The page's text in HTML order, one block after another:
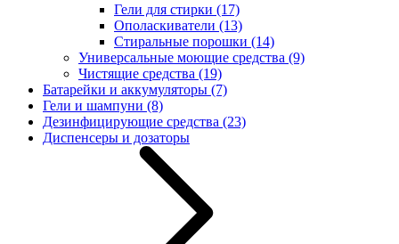
Гели для стирки (17)
Ополаскиватели (13)
Стиральные порошки (14)
Универсальные моющие средства (9)
Чистящие средства (19)
Батарейки и аккумуляторы (7)
Гели и шампуни (8)
Дезинфицирующие средства (23)
Диспенсеры и дозаторы